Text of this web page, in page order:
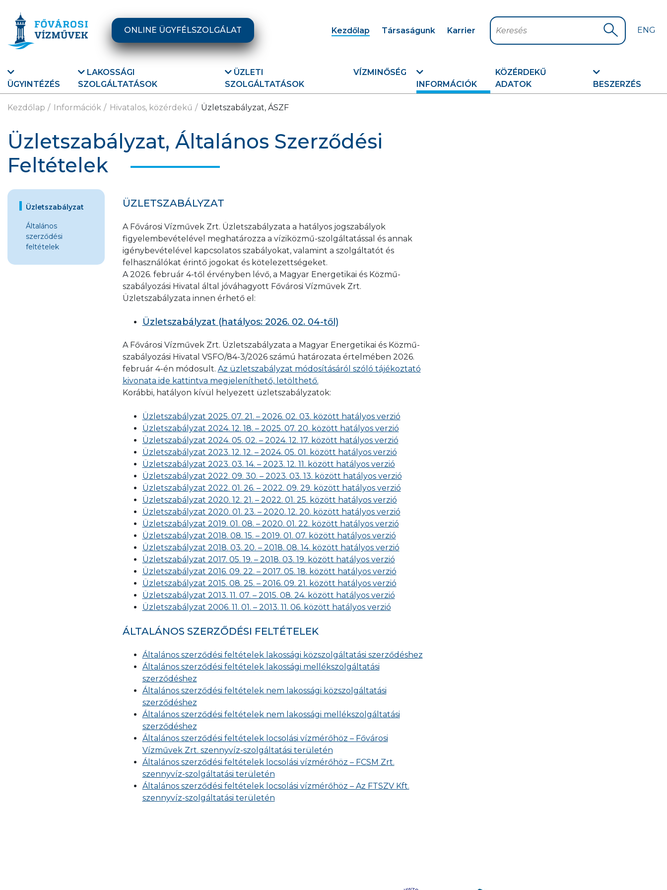
ONLINE ÜGYFÉLSZOLGÁLAT Kezdőlap Társaságunk Karrier Keresés Keresés
ENG
ÜGYINTÉZÉS
LAKOSSÁGI
SZOLGÁLTATÁSOK
ÜZLETI
SZOLGÁLTATÁSOK
VÍZMINŐSÉG
INFORMÁCIÓK
KÖZÉRDEKŰ
ADATOK
BESZERZÉS
Kezdőlap Információk Hivatalos, közérdekű Üzletszabályzat, ÁSZF
Üzletszabályzat, Általános Szerződési
Feltételek
Üzletszabályzat
Általános
szerződési
feltételek
ÜZLETSZABÁLYZAT
A Fővárosi Vízművek Zrt. Üzletszabályzata a hatályos jogszabályok
figyelembevételével meghatározza a víziközmű-szolgáltatással és annak
igénybevételével kapcsolatos szabályokat, valamint a szolgáltatót és
felhasználókat érintő jogokat és kötelezettségeket.
A 2026. február 4-től érvényben lévő, a Magyar Energetikai és Közmű-
szabályozási Hivatal által jóváhagyott Fővárosi Vízművek Zrt.
Üzletszabályzata innen érhető el:
Üzletszabályzat (hatályos: 2026. 02. 04-től)
A Fővárosi Vízművek Zrt. Üzletszabályzata a Magyar Energetikai és Közmű-
szabályozási Hivatal VSFO/84-3/2026 számú határozata értelmében 2026.
február 4-én módosult. Az üzletszabályzat módosításáról szóló tájékoztató
kivonata ide kattintva megjeleníthető, letölthető.
Korábbi, hatályon kívül helyezett üzletszabályzatok:
Üzletszabályzat 2025. 07. 21. – 2026. 02. 03. között hatályos verzió
Üzletszabályzat 2024. 12. 18. – 2025. 07. 20. között hatályos verzió
Üzletszabályzat 2024. 05. 02. – 2024. 12. 17. között hatályos verzió
Üzletszabályzat 2023. 12. 12. – 2024. 05. 01. között hatályos verzió
Üzletszabályzat 2023. 03. 14. – 2023. 12. 11. között hatályos verzió
Üzletszabályzat 2022. 09. 30. – 2023. 03. 13. között hatályos verzió
Üzletszabályzat 2022. 01. 26. – 2022. 09. 29. között hatályos verzió
Üzletszabályzat 2020. 12. 21. – 2022. 01. 25. között hatályos verzió
Üzletszabályzat 2020. 01. 23. – 2020. 12. 20. között hatályos verzió
Üzletszabályzat 2019. 01. 08. – 2020. 01. 22. között hatályos verzió
Üzletszabályzat 2018. 08. 15. – 2019. 01. 07. között hatályos verzió
Üzletszabályzat 2018. 03. 20. – 2018. 08. 14. között hatályos verzió
Üzletszabályzat 2017. 05. 19. – 2018. 03. 19. között hatályos verzió
Üzletszabályzat 2016. 09. 22. – 2017. 05. 18. között hatályos verzió
Üzletszabályzat 2015. 08. 25. – 2016. 09. 21. között hatályos verzió
Üzletszabályzat 2013. 11. 07. – 2015. 08. 24. között hatályos verzió
Üzletszabályzat 2006. 11. 01. – 2013. 11. 06. között hatályos verzió
ÁLTALÁNOS SZERZŐDÉSI FELTÉTELEK
Általános szerződési feltételek lakossági közszolgáltatási szerződéshez
Általános szerződési feltételek lakossági mellékszolgáltatási
szerződéshez
Általános szerződési feltételek nem lakossági közszolgáltatási
szerződéshez
Általános szerződési feltételek nem lakossági mellékszolgáltatási
szerződéshez
Általános szerződési feltételek locsolási vízmérőhöz – Fővárosi
Vízművek Zrt. szennyvíz-szolgáltatási területén
Általános szerződési feltételek locsolási vízmérőhöz – FCSM Zrt.
szennyvíz-szolgáltatási területén
Általános szerződési feltételek locsolási vízmérőhöz – Az FTSZV Kft.
szennyvíz-szolgáltatási területén